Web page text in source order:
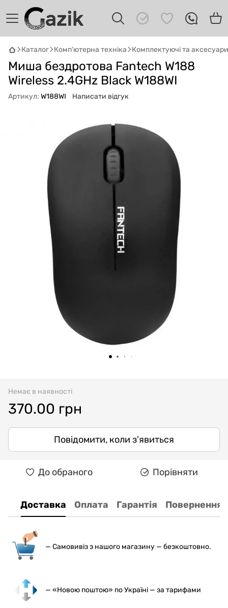
Каталог Комп'ютерна техніка Комплектуючі та аксесуари
Миша бездротова Fantech W188
Wireless 2.4GHz Black W188WI
Артикул: W188WI Написати відгук
Немає в наявності
370.00 грн
Повідомити, коли з'явиться
До обраного Порівняти
Доставка Оплата Гарантія Повернення
— Самовивіз з нашого магазину — безкоштовно.
— «Новою поштою» по Україні — за тарифами
Онлайн · пошук техніки
Привіт! 👋 Я Gazik AI — допоможу